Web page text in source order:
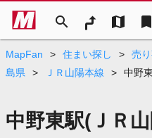
search map bookmark
MapFan > 住まい探し > 売
島県
> ＪＲ山陽本線 > 中野
中野東駅(ＪＲ